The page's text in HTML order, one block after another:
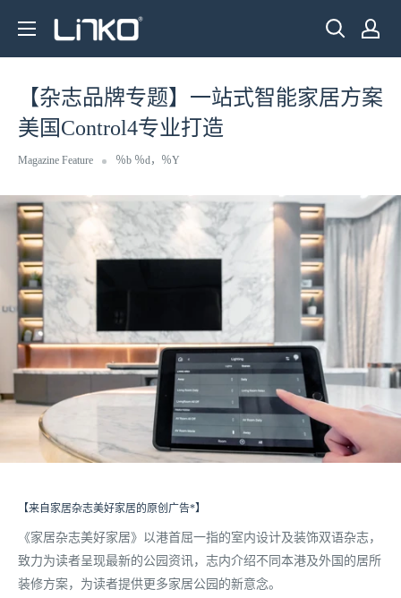
内
LINKO
LIMITED
【杂志品牌专题】一站式智能家居方案
美国Control4专业打造
Magazine Feature ％b ％d，％Y
【来自家居杂志美好家居的原创广告*】
《家居杂志美好家居》以港首屈一指的室内设计及装饰双语杂志，
致力为读者呈现最新的公园资讯，志内介绍不同本港及外国的居所
装修方案，为读者提供更多家居公园的新意念。